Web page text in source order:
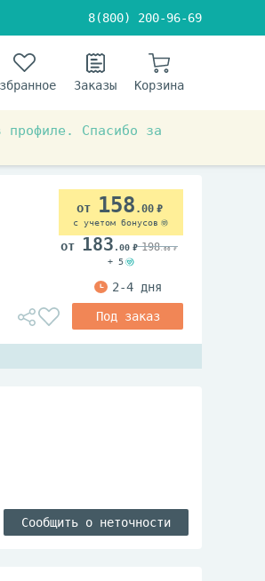
8(800) 200-96-69
Заказы Корзина
профиле. Спасибо за
158 .00
с учетом бонусов
183 .00 198.00
+ 5
Сообщить о неточности